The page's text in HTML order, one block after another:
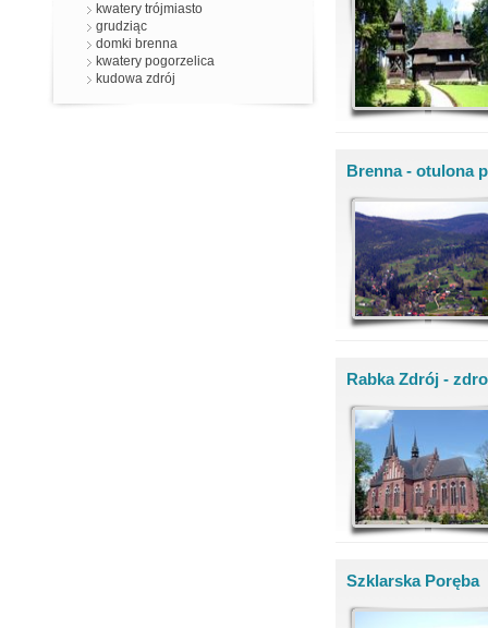
kwatery trójmiasto
grudziąc
domki brenna
kwatery pogorzelica
kudowa zdrój
Brenna - otulona
Rabka Zdrój -
Szklarska Poręba